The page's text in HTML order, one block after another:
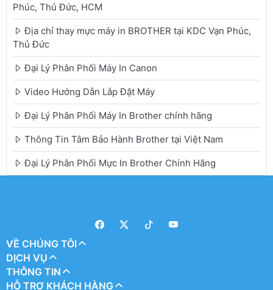
Phúc, Thủ Đức, HCM
Địa chỉ thay mực máy in BROTHER tại KDC Vạn Phúc,
Thủ Đức
Đại Lý Phân Phối Máy In Canon
Video Hướng Dẫn Lắp Đặt Máy
Đại Lý Phân Phối Máy In Brother chính hãng
Thông Tin Tâm Bảo Hành Brother tại Việt Nam
Đại Lý Phân Phối Mực In Brother Chính Hãng
VỀ CHÚNG TÔI
DỊCH VỤ
THÔNG TIN
HỖ TRỢ KHÁCH HÀNG